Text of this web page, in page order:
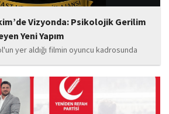
Vizyonda: Psikolojik Gerilim
Yeni Yapım
yer aldığı filmin oyuncu kadrosunda
Berna Kıyanç, Gökay Alpaslan Şahin,
İsmail Akkoç, Celal Acar ve çocuk